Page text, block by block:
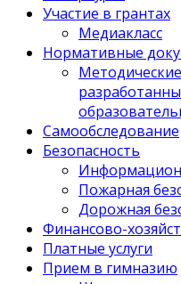
Участие в грантах
Медиакласс
Нормативные
Самообследование
Безопасность
Пожарная
Дорожная
Финансово-
Платные услуги
Прием в гимназию